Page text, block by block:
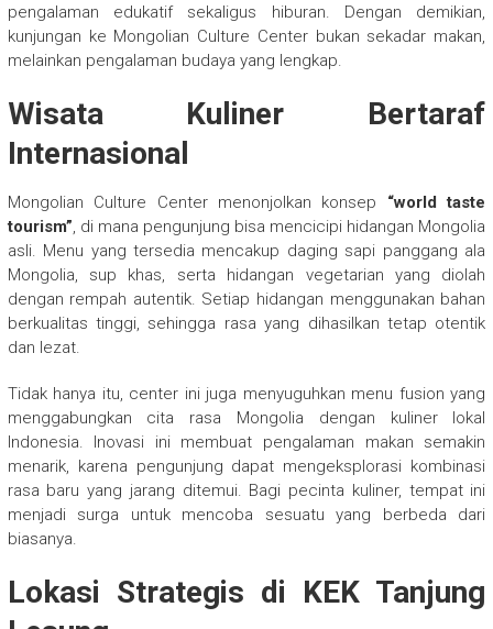
pengalaman edukatif sekaligus hiburan. Dengan demikian,
kunjungan ke Mongolian Culture Center bukan sekadar makan,
melainkan pengalaman budaya yang lengkap.
Wisata Kuliner Bertaraf
Internasional
Mongolian Culture Center menonjolkan konsep “world taste
tourism”, di mana pengunjung bisa mencicipi hidangan Mongolia
asli. Menu yang tersedia mencakup daging sapi panggang ala
Mongolia, sup khas, serta hidangan vegetarian yang diolah
dengan rempah autentik. Setiap hidangan menggunakan bahan
berkualitas tinggi, sehingga rasa yang dihasilkan tetap otentik
dan lezat.
Tidak hanya itu, center ini juga menyuguhkan menu fusion yang
menggabungkan cita rasa Mongolia dengan kuliner lokal
Indonesia. Inovasi ini membuat pengalaman makan semakin
menarik, karena pengunjung dapat mengeksplorasi kombinasi
rasa baru yang jarang ditemui. Bagi pecinta kuliner, tempat ini
menjadi surga untuk mencoba sesuatu yang berbeda dari
biasanya.
Lokasi Strategis di KEK Tanjung